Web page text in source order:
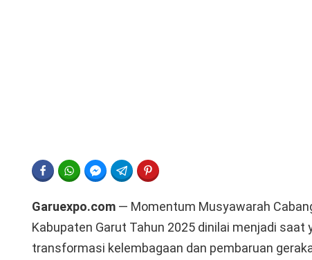
FACEBOOKWHATSAPPFACEBOOK MESSENGER
TELEGRAM
Garuexpo.com — Momentum Musyawarah
Kabupaten Garut Tahun 2025 dinilai menjadi
transformasi kelembagaan dan pembaruan